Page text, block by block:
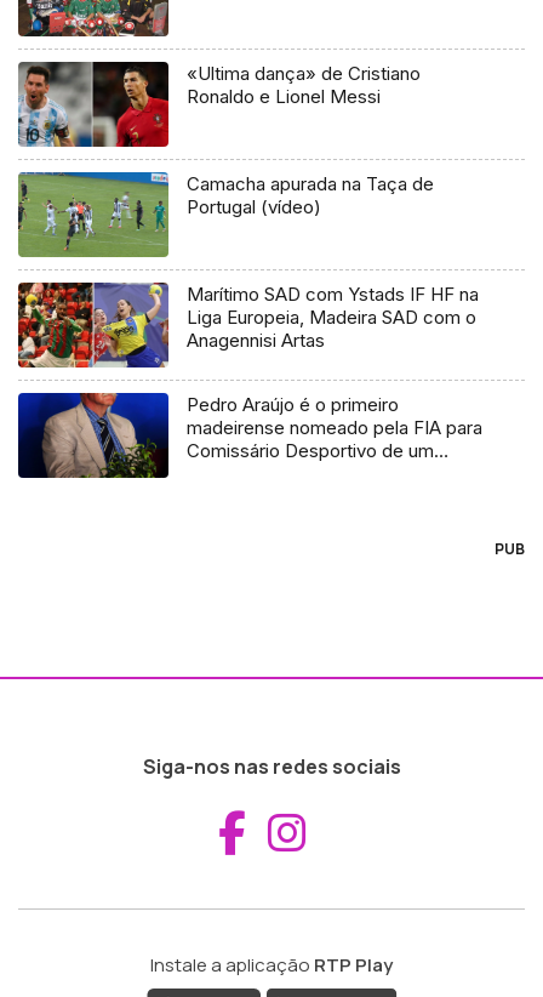
«Ultima dança» de Cristiano
Ronaldo e Lionel Messi
Camacha apurada na Taça de
Portugal (vídeo)
Marítimo SAD com Ystads IF HF na
Liga Europeia, Madeira SAD com o
Anagennisi Artas
Pedro Araújo é o primeiro
madeirense nomeado pela FIA para
Comissário Desportivo de um
PUB
Siga-nos nas redes sociais
Aceder ao
Instale a aplicação RTP Play